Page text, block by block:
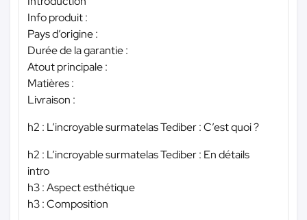
Info produit :
Pays d’origine :
Durée de la garantie :
Atout principale :
Matières :
Livraison :
h2 : L’incroyable surmatelas Tediber : C’est quoi ?
h2 : L’incroyable surmatelas Tediber : En détails
intro
h3 : Aspect esthétique
h3 : Composition